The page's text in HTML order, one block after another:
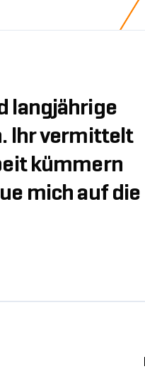
langjährige
Ihr vermittelt
kümmern
mich auf die